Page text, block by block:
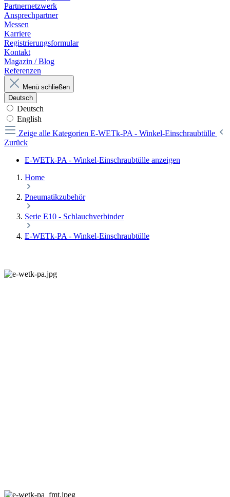
Partnernetzwerk
Ansprechpartner
Messen
Karriere
Registrierungsformular
Kontakt
Magazin / Blog
Referenzen
Menü schließen
Deutsch
Deutsch
English
Zeige alle Kategorien E-WETk-PA - Winkel-Einschraubtülle
Zurück
E-WETk-PA - Winkel-Einschraubtülle anzeigen
Home
Pneumatikzubehör
Serie E10 - Schlauchverbinder
E-WETk-PA - Winkel-Einschraubtülle